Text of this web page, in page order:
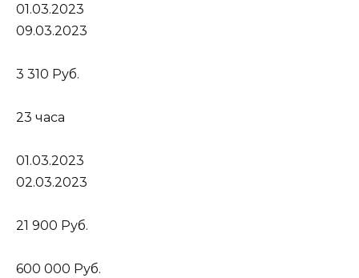
01.03.2023
09.03.2023
3 310 Руб.
23 часа
01.03.2023
02.03.2023
21 900 Руб.
600 000 Руб.